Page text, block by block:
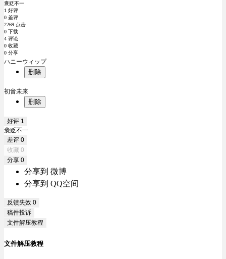
褒贬不一
1 好评
0 差评
2269 点击
0 下载
4 评论
0 收藏
0 分享
ハニーウィップ
删除
初音未来
删除
好评 1
褒贬不一
差评 0
收藏 0
分享 0
分享到 微博
分享到 QQ空间
反馈失效 0
稿件投诉
文件解压教程
文件解压教程